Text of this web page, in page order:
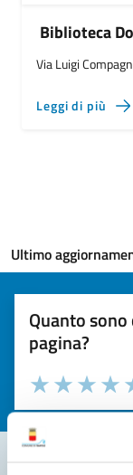
Biblioteca
Via Luigi
Leggi di più
Ultimo
Quanto
pagina?
Valuta la chiarezza
Seleziona il
Valuta 3
Valuta 2
Valuta 1 stelle